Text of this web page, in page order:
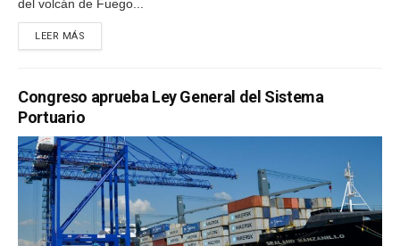
del volcán de Fuego...
LEER MÁS
Congreso aprueba Ley General del Sistema
Portuario